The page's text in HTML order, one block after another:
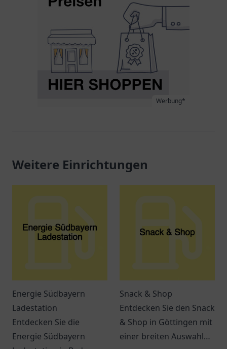
Werbung*
Weitere Einrichtungen
Energie Südbayern
Ladestation
Entdecken Sie die
Energie Südbayern
Snack & Shop
Entdecken Sie den Snack
& Shop in Göttingen mit
einer breiten Auswahl